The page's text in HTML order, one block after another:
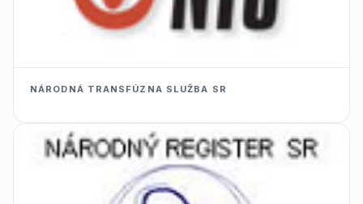
NÁRODNÁ TRANSFÚZNA SLUŽBA SR